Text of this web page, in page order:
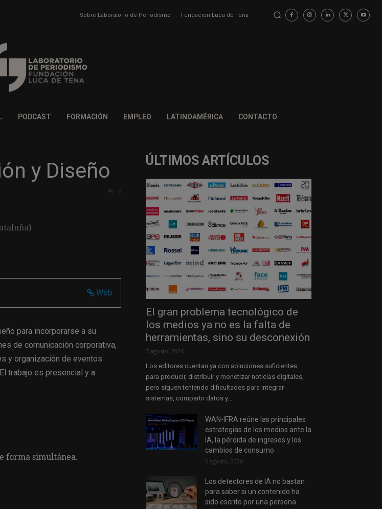
Sobre Laboratorio de Periodismo Fundación Luca de Tena
PODCAST FORMACIÓN EMPLEO LATINOAMÉRICA CONTACTO
y Diseño
Web
para incorporarse a su
de comunicación corporativa,
y organización de eventos
trabajo es presencial y a
forma simultánea.
ÚLTIMOS ARTÍCULOS
El gran problema tecnológico de
los medios ya no es la falta de
herramientas, sino su desconexión
7 agosto, 2026
Los editores cuentan ya con soluciones suficientes
para producir, distribuir y monetizar noticias digitales,
pero siguen teniendo dificultades para integrar
sistemas, compartir datos y...
WAN-IFRA reúne las principales
estrategias de los medios ante la
IA, la pérdida de ingresos y los
cambios de consumo
5 agosto, 2026
Los detectores de IA no bastan
para saber si un contenido ha
sido escrito por una persona